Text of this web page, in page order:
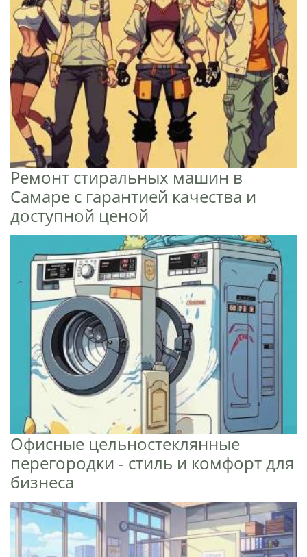
Ремонт стиральных машин в
Самаре с гарантией качества и
доступной ценой
Офисные цельностеклянные
перегородки - стиль и комфорт для
бизнеса